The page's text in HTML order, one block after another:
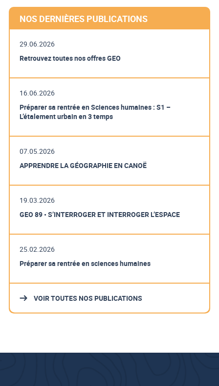
NOS DERNIÈRES PUBLICATIONS
29.06.2026
Retrouvez toutes nos offres GEO
16.06.2026
Préparer sa rentrée en Sciences humaines : S1 –
L’étalement urbain en 3 temps
07.05.2026
APPRENDRE LA GÉOGRAPHIE EN CANOË
19.03.2026
GEO 89 • S’INTERROGER ET INTERROGER L’ESPACE
25.02.2026
Préparer sa rentrée en sciences humaines
VOIR TOUTES NOS PUBLICATIONS